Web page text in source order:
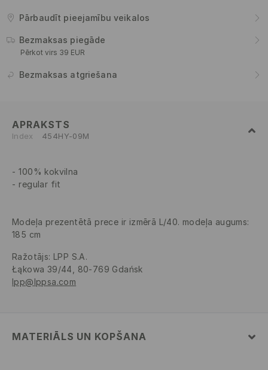
Pārbaudīt pieejamību veikalos
Bezmaksas piegāde
Pērkot virs 39 EUR
Bezmaksas atgriešana
APRAKSTS
Index 454HY-09M
100% kokvilna
regular fit
Modeļa prezentētā prece ir izmērā L/40. modeļa augums:
185 cm
Ražotājs: LPP S.A.
Łąkowa 39/44, 80-769 Gdańsk
lpp@lppsa.com
MATERIĀLS UN KOPŠANA